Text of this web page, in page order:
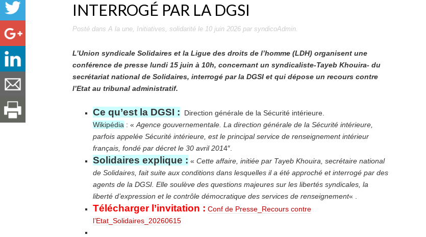
INTERROGÉ PAR LA DGSI
Posté dans A la une, Initiatives, solidarité le 10 juin 2026 par syndicoAdmin.
L’Union syndicale Solidaires et la Ligue des droits de l’homme (LDH) organisent une
conférence de presse lundi 15 juin à 10h, concernant un syndicaliste-Tayeb Khouira- du
secrétariat national de Solidaires, interrogé par la DGSI et qui dépose un recours contre
l’Etat au tribunal administratif.
Ce qu’est la DGSI : Direction générale de la Sécurité intérieure.
Wikipédia : « Agence gouvernementale. La direction générale de la Sécurité intérieure,
parfois appelée Sécurité intérieure, est le principal service de renseignement intérieur
français, fondé par décret le 30 avril 2014″.
Solidaires explique : « Cette affaire, initiée par Tayeb Khouira, secrétaire national
de Solidaires, fait suite aux conditions dans lesquelles il a été approché et interrogé par des
agents de la DGSI. Elle soulève des questions majeures sur les libertés syndicales, la
liberté d’expression et le contrôle démocratique des services de renseignement« .
Télécharger l’invitation : Conf de Presse_Recours contre
l’Etat_Solidaires_20260615